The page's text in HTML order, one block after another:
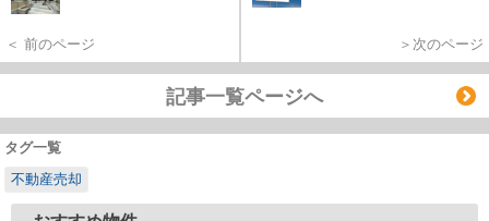
＜ 前のページ ＞次のページ
記事一覧ページへ
タグ一覧
不動産売却